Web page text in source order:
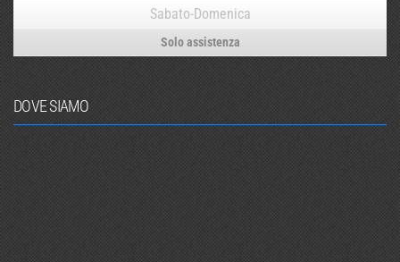
Sabato-Domenica
Solo assistenza
DOVE SIAMO